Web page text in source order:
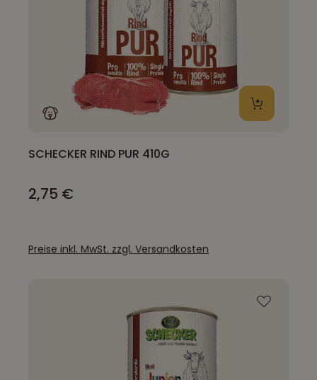
SCHECKER RIND PUR 410G
2,75 €
Preise inkl. MwSt. zzgl. Versandkosten